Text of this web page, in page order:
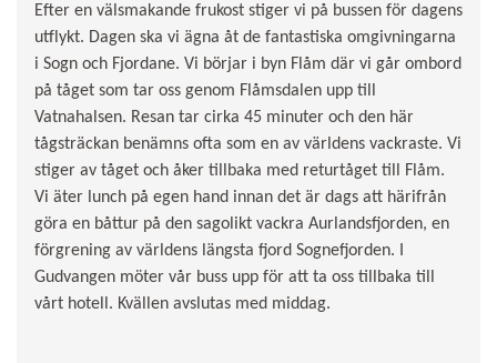
Efter en välsmakande frukost stiger vi på bussen för dagens
utflykt. Dagen ska vi ägna åt de fantastiska omgivningarna
i Sogn och Fjordane. Vi börjar i byn Flåm där vi går ombord
på tåget som tar oss genom Flåmsdalen upp till
Vatnahalsen. Resan tar cirka 45 minuter och den här
tågsträckan benämns ofta som en av världens vackraste. Vi
stiger av tåget och åker tillbaka med returtåget till Flåm.
Vi äter lunch på egen hand innan det är dags att härifrån
göra en båttur på den sagolikt vackra Aurlandsfjorden, en
förgrening av världens längsta fjord Sognefjorden. I
Gudvangen möter vår buss upp för att ta oss tillbaka till
vårt hotell. Kvällen avslutas med middag.